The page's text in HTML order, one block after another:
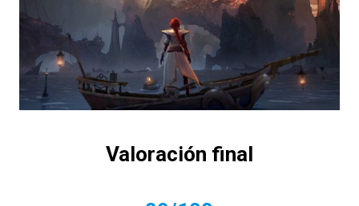
Valoración final